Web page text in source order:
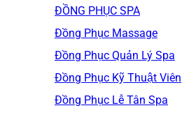
ĐỒNG PHỤC SPA
Đồng Phục Massage
Đồng Phục Quản Lý Spa
Đồng Phục Kỹ Thuật Viên
Đồng Phục Lễ Tân Spa